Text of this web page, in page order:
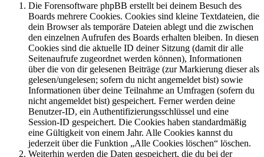
Die Forensoftware phpBB erstellt bei deinem Besuch des
Boards mehrere Cookies. Cookies sind kleine Textdateien, die
dein Browser als temporäre Dateien ablegt und die zwischen
den einzelnen Aufrufen des Boards erhalten bleiben. In diesen
Cookies sind die aktuelle ID deiner Sitzung (damit dir alle
Seitenaufrufe zugeordnet werden können), Informationen
über die von dir gelesenen Beiträge (zur Markierung dieser als
gelesen/ungelesen; sofern du nicht angemeldet bist) sowie
Informationen über deine Teilnahme an Umfragen (sofern du
nicht angemeldet bist) gespeichert. Ferner werden deine
Benutzer-ID, ein Authentifizierungsschlüssel und eine
Session-ID gespeichert. Die Cookies haben standardmäßig
eine Gültigkeit von einem Jahr. Alle Cookies kannst du
jederzeit über die Funktion „Alle Cookies löschen“ löschen.
Weiterhin werden die Daten gespeichert, die du bei der